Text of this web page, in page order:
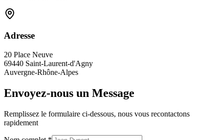
Adresse
20 Place Neuve
69440 Saint-Laurent-d'Agny
Auvergne-Rhône-Alpes
Envoyez-nous un Message
Remplissez le formulaire ci-dessous, nous vous recontactons
rapidement